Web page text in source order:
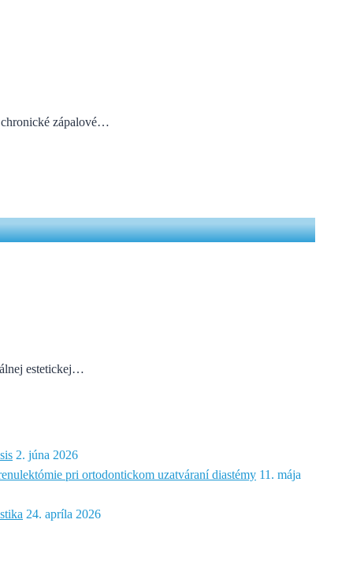
zápalové…
estetickej…
2. júna 2026
pri ortodontickom uzatváraní diastémy 11. mája
24. apríla 2026